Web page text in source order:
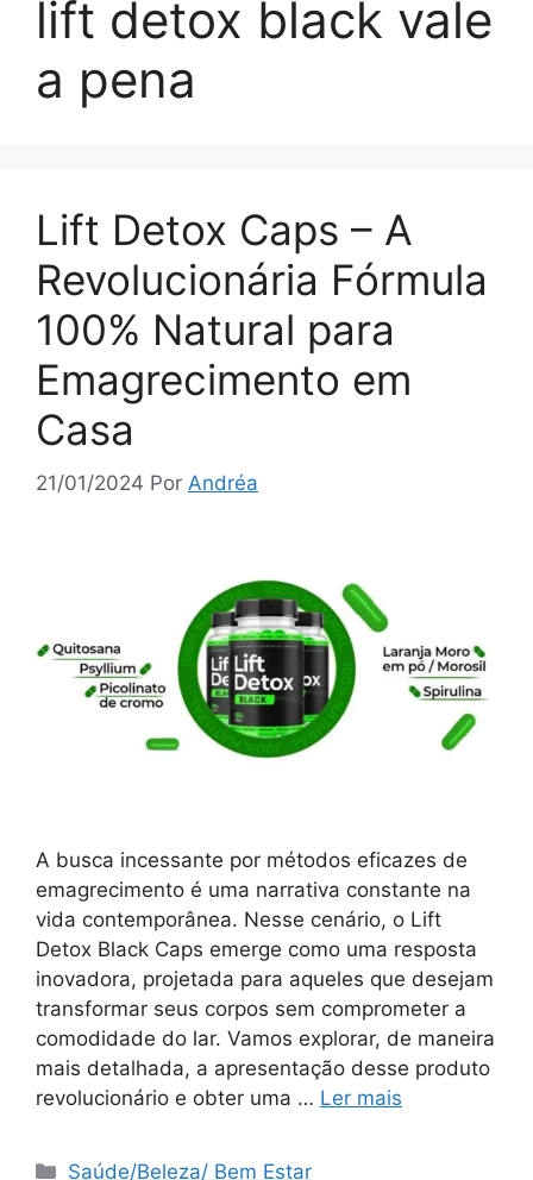
lift detox black vale
a pena
Lift Detox Caps – A
Revolucionária Fórmula
100% Natural para
Emagrecimento em
Casa
21/01/2024 Por Andréa
A busca incessante por métodos eficazes de
emagrecimento é uma narrativa constante na
vida contemporânea. Nesse cenário, o Lift
Detox Black Caps emerge como uma resposta
inovadora, projetada para aqueles que desejam
transformar seus corpos sem comprometer a
comodidade do lar. Vamos explorar, de maneira
mais detalhada, a apresentação desse produto
revolucionário e obter uma … Ler mais
Categorias
Saúde/Beleza/ Bem Estar